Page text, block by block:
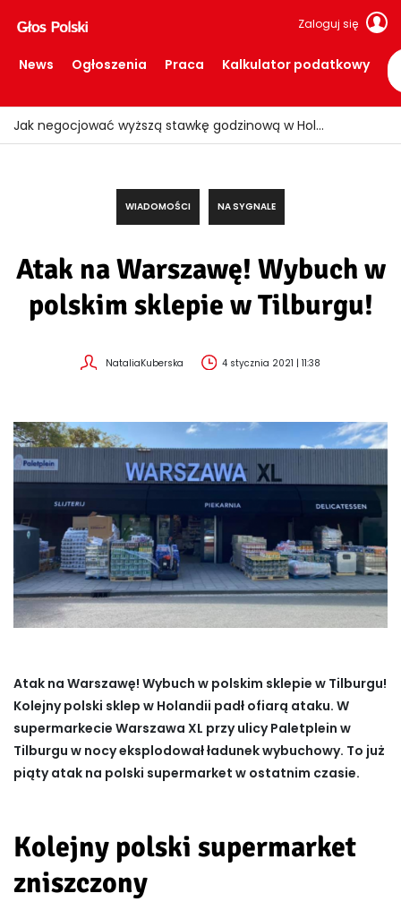
Zaloguj się
News Ogłoszenia Praca Kalkulator podatkowy
Ogień znów uderzył w Limburgii! Pociągi ruszyły, ale teren nadal zamknięty
WIADOMOŚCI NA SYGNALE
Atak na Warszawę! Wybuch w
polskim sklepie w Tilburgu!
NataliaKuberska 4 stycznia 2021 | 11:38
Atak na Warszawę! Wybuch w polskim sklepie w Tilburgu!
Kolejny polski sklep w Holandii padł ofiarą ataku. W
supermarkecie Warszawa XL przy ulicy Paletplein w
Tilburgu w nocy eksplodował ładunek wybuchowy. To już
piąty atak na polski supermarket w ostatnim czasie.
Kolejny polski supermarket
zniszczony